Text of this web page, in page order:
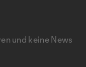
und keine News